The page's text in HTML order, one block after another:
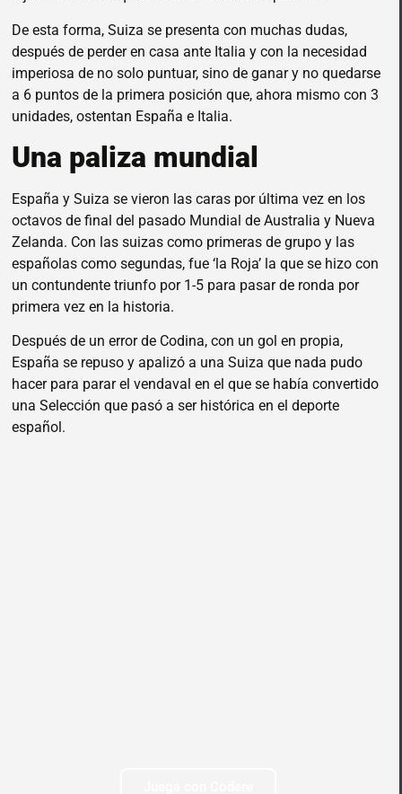
De esta forma, Suiza se presenta con muchas dudas,
después de perder en casa ante Italia y con la necesidad
imperiosa de no solo puntuar, sino de ganar y no quedarse
a 6 puntos de la primera posición que, ahora mismo con 3
unidades, ostentan España e Italia.
Una paliza mundial
España y Suiza se vieron las caras por última vez en los
octavos de final del pasado Mundial de Australia y Nueva
Zelanda. Con las suizas como primeras de grupo y las
españolas como segundas, fue ‘la Roja’ la que se hizo con
un contundente triunfo por 1-5 para pasar de ronda por
primera vez en la historia.
Después de un error de Codina, con un gol en propia,
España se repuso y apalizó a una Suiza que nada pudo
hacer para parar el vendaval en el que se había convertido
una Selección que pasó a ser histórica en el deporte
español.